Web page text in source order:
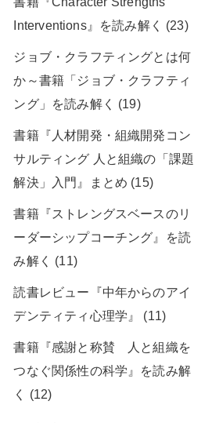
Interventions』を読み解く (23)
ジョブ・クラフティングとは何
か～書籍「ジョブ・クラフティ
ング」を読み解く (19)
書籍『人材開発・組織開発コン
サルティング 人と組織の「課題
解決」入門』まとめ (15)
書籍『ストレングスベースのリ
ーダーシップコーチング』を読
み解く (11)
読書レビュー『中年からのアイ
デンティティ心理学』 (11)
書籍『感謝と称賛 人と組織を
つなぐ関係性の科学』を読み解
く (12)